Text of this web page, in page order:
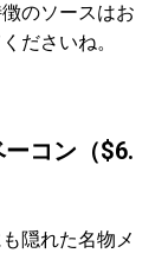
のソースはお
ださいね。
コン（$6.
隠れた名物メ